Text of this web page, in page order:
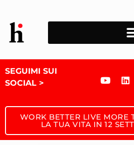
SEGUIMI SUI
SOCIAL >
WORK BETTER LIVE MORE
LA TUA VITA IN 12